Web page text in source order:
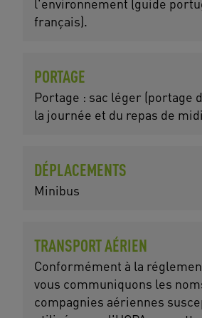
l'environnement (guide
français).
PORTAGE
Portage : sac léger (portage
la journée et du repas de
DÉPLACEMENTS
Minibus
TRANSPORT AÉRIEN
Conformément à la
vous communiquons les
compagnies aériennes